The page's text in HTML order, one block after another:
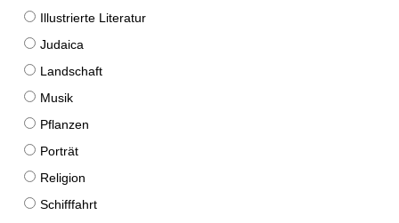
Illustrierte Literatur
Judaica
Landschaft
Musik
Pflanzen
Porträt
Religion
Schifffahrt